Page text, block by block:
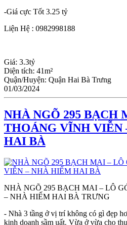
-Giá cực Tốt 3.25 tỷ
Liện Hệ : 0982998188
Giá: 3.3tỷ
Diện tích: 41m²
Quận/Huyện: Quận Hai Bà Trưng
01/03/2024
NHÀ NGÕ 295 BẠCH
THOÁNG VĨNH VIỄN
HAI BÀ
NHÀ NGÕ 295 BẠCH MAI – LÔ
– NHÀ HIẾM HAI BÀ TRƯNG
- Nhà 3 tầng ở vị trí không có gì đẹp
kinh doanh sầm uất. Vừa ở vừa cho